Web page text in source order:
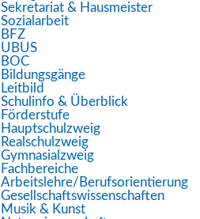
Sekretariat & Hausmeister
Sozialarbeit
BFZ
UBUS
BOC
Bildungsgänge
Leitbild
Schulinfo & Überblick
Förderstufe
Hauptschulzweig
Realschulzweig
Gymnasialzweig
Fachbereiche
Arbeitslehre/Berufsorientierung
Gesellschaftswissenschaften
Musik & Kunst